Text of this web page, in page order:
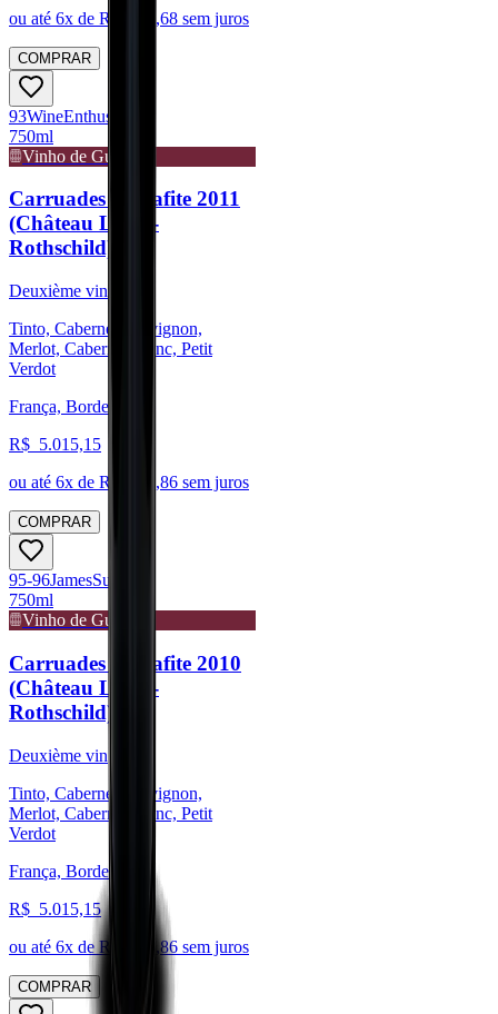
ou até 6x de R$ 224,68 sem juros
COMPRAR
93WineEnthusiast
750ml
Vinho de Guarda
Carruades de Lafite 2011
(Château Lafite-
Rothschild)
Deuxième vin
Tinto, Cabernet Sauvignon,
Merlot, Cabernet Franc, Petit
Verdot
França, Bordeaux
R$ 5.015,15
ou até 6x de R$ 835,86 sem juros
COMPRAR
95-96JamesSuckling
750ml
Vinho de Guarda
Carruades de Lafite 2010
(Château Lafite-
Rothschild)
Deuxième vin
Tinto, Cabernet Sauvignon,
Merlot, Cabernet Franc, Petit
Verdot
França, Bordeaux
R$ 5.015,15
ou até 6x de R$ 835,86 sem juros
COMPRAR